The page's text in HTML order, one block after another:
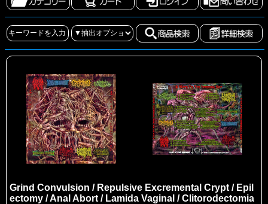
Grind Convulsion / Repulsive Excremental Crypt / Epil
ectomy / Anal Abort / Lamida Vaginal / Clitorodectomia